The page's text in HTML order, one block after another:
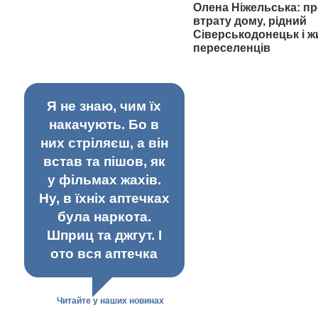
Олена Ніжельська:
втрату дому, рідний
Сіверськодонецьк і
переселенців
Я не знаю, чим їх
накачують. Бо в
них стріляєш, а він
встав та пішов, як
у фільмах жахів.
Ну, в їхніх аптечках
була наркота.
Шприц та джгут. І
ото вся аптечка
Читайте у наших новинах